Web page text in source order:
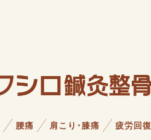
腰痛 肩こり･膝痛 疲労回復